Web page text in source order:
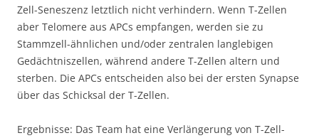
Zell-Seneszenz letztlich nicht verhindern. Wenn T-Zellen
aber Telomere aus APCs empfangen, werden sie zu
Stammzell-ähnlichen und/oder zentralen langlebigen
Gedächtniszellen, während andere T-Zellen altern und
sterben. Die APCs entscheiden also bei der ersten Synapse
über das Schicksal der T-Zellen.
Ergebnisse: Das Team hat eine Verlängerung von T-Zell-